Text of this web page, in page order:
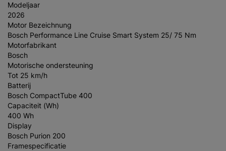
Modeljaar
2026
Motor Bezeichnung
Bosch Performance Line Cruise Smart System 25/ 75 Nm
Motorfabrikant
Bosch
Motorische ondersteuning
Tot 25 km/h
Batterij
Bosch CompactTube 400
Capaciteit (Wh)
400 Wh
Display
Bosch Purion 200
Framespecificatie